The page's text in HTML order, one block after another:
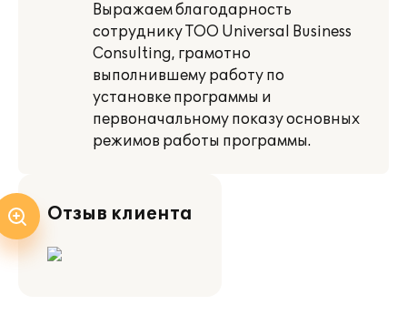
Выражаем благодарность
сотруднику ТОО Universal Business
Consulting, грамотно
выполнившему работу по
установке программы и
первоначальному показу основных
режимов работы программы.
Отзыв клиента